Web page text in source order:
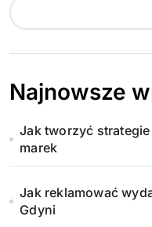
Najnowsze
Jak tworzyć
marek
Jak reklamować
Gdyni